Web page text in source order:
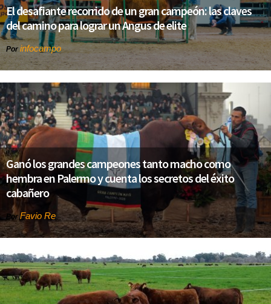
El desafiante recorrido de un gran campeón: las claves
del camino para lograr un Angus de elite
Por infocampo
Ganó los grandes campeones tanto macho como
hembra en Palermo y cuenta los secretos del éxito
cabañero
PorFavio Re